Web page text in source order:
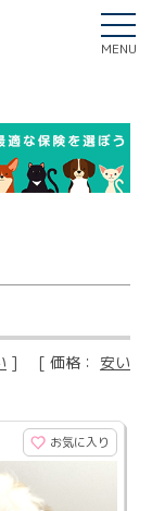
MENU
] [ 価格： 安い
お気に入り